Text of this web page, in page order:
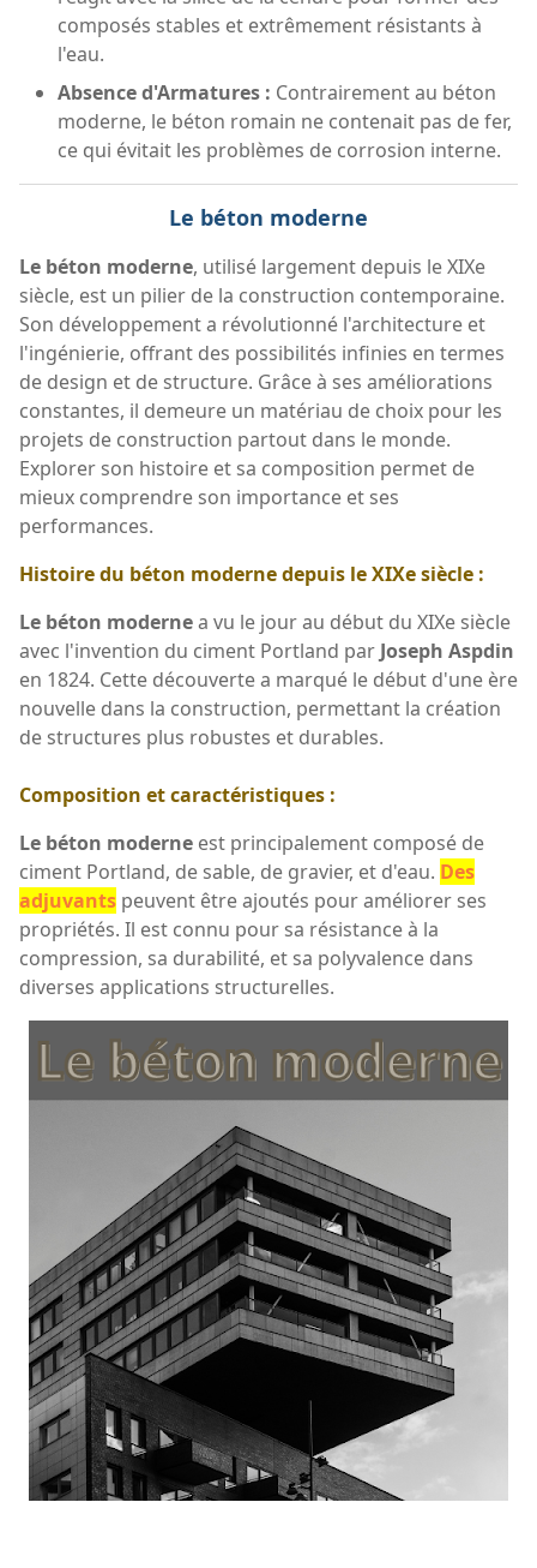
composés stables et extrêmement résistants à
l'eau.
Absence d'Armatures : Contrairement au béton
moderne, le béton romain ne contenait pas de fer,
ce qui évitait les problèmes de corrosion interne.
Le béton moderne
Le béton moderne, utilisé largement depuis le XIXe
siècle, est un pilier de la construction contemporaine.
Son développement a révolutionné l'architecture et
l'ingénierie, offrant des possibilités infinies en termes
de design et de structure. Grâce à ses améliorations
constantes, il demeure un matériau de choix pour les
projets de construction partout dans le monde.
Explorer son histoire et sa composition permet de
mieux comprendre son importance et ses
performances.
Histoire du béton moderne depuis le XIXe siècle :
Le béton modernea vu le jour au début du XIXe siècle
avec l'invention du ciment Portland par Joseph Aspdin
en 1824. Cette découverte a marqué le début d'une ère
nouvelle dans la construction, permettant la création
de structures plus robustes et durables.
Composition et caractéristiques :
Le béton moderne est principalement composé de
ciment Portland, de sable, de gravier, et d'eau. Des
adjuvants peuvent être ajoutés pour améliorer ses
propriétés. Il est connu pour sa résistance à la
compression, sa durabilité, et sa polyvalence dans
diverses applications structurelles.